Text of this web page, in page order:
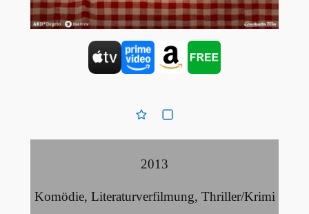
2013
Komödie, Literaturverfilmung, Thriller/Krimi